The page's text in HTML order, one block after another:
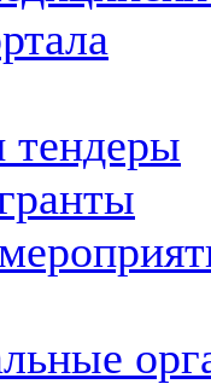
тендеры